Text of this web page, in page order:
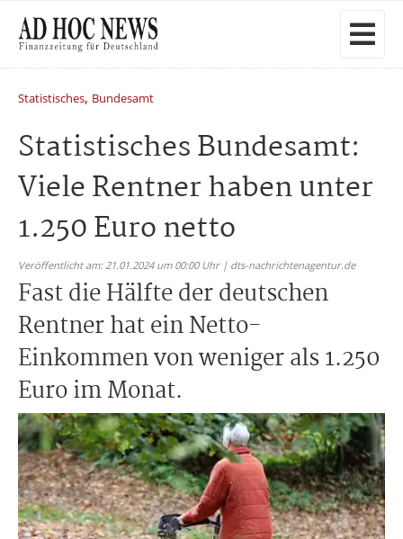
Statistisches, Bundesamt
Statistisches Bundesamt:
Viele Rentner haben unter
1.250 Euro netto
Veröffentlicht am: 21.01.2024 um 00:00 Uhr | dts-nachrichtenagentur.de
Fast die Hälfte der deutschen
Rentner hat ein Netto-
Einkommen von weniger als 1.250
Euro im Monat.